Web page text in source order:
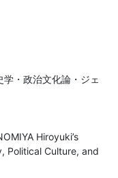
・政治文化論・ジェ
Hiroyuki’s
Political Culture, and